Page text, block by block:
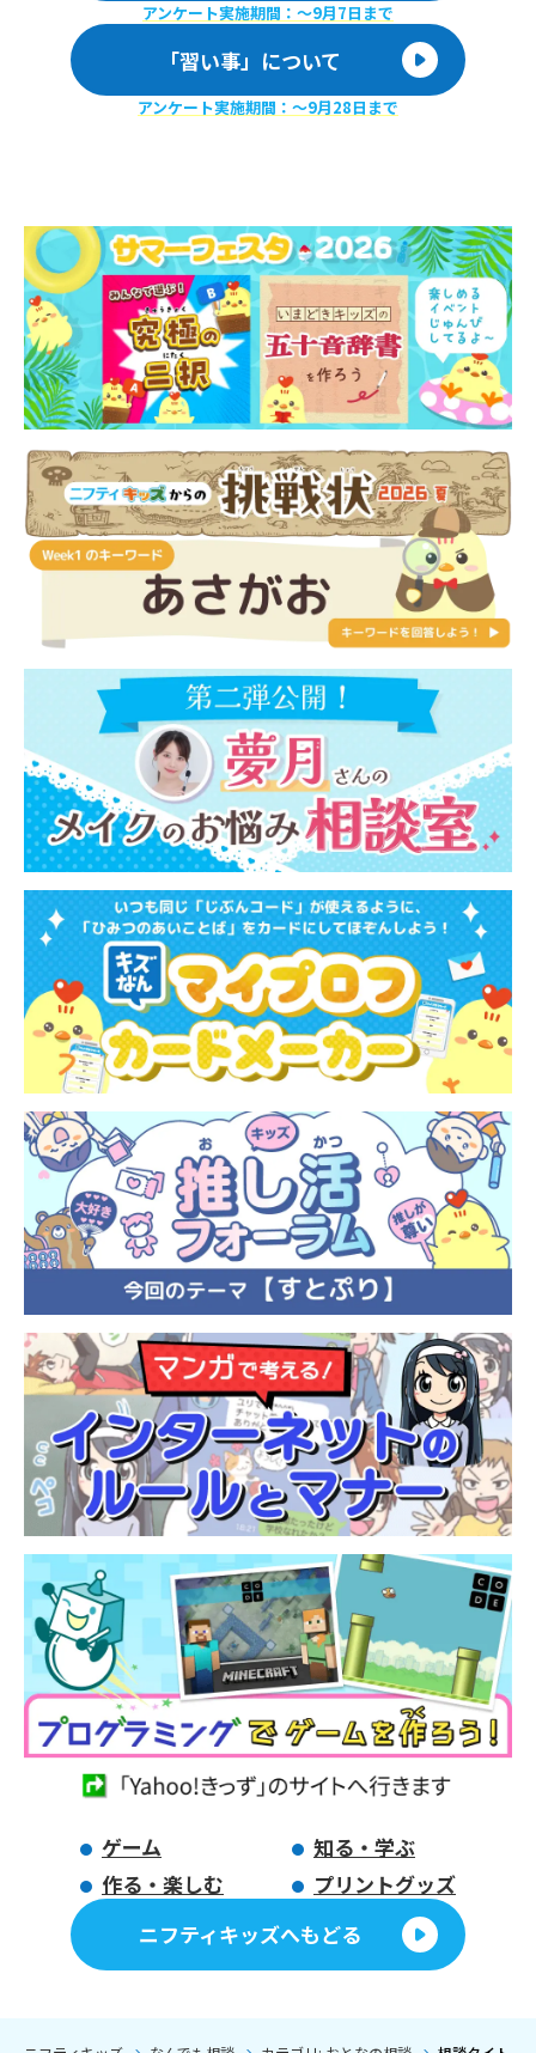
アンケート実施期間：〜9月7日まで
「習い事」について
アンケート実施期間：〜9月28日まで
ゲーム
知る・学ぶ
作る・楽しむ
プリントグッズ
ニフティキッズへもどる